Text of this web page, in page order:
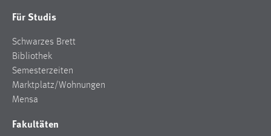
Für Studis
Schwarzes Brett
Bibliothek
Semesterzeiten
Marktplatz/Wohnungen
Mensa
Fakultäten
Matomo
Name:
_pk_ref, _pk_cvar, _pk_id, _pk_ses
Zweck:
Zugriffsstatistik
Max. 13 Monate